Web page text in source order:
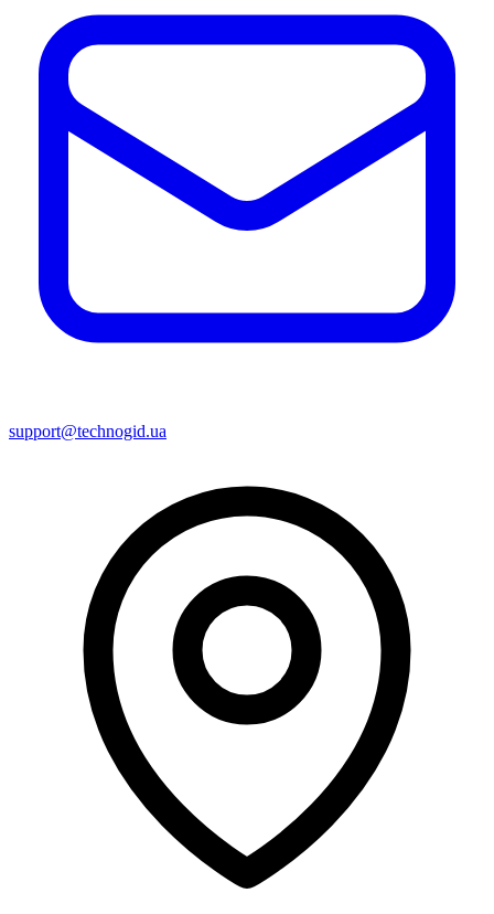
support@technogid.ua